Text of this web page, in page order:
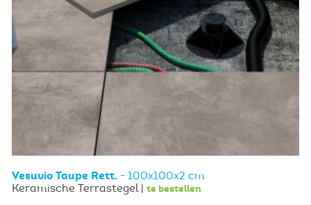
Vesuvio Taupe Rett. - 100x100x2 cm
Keramische Terrastegel | te bestellen